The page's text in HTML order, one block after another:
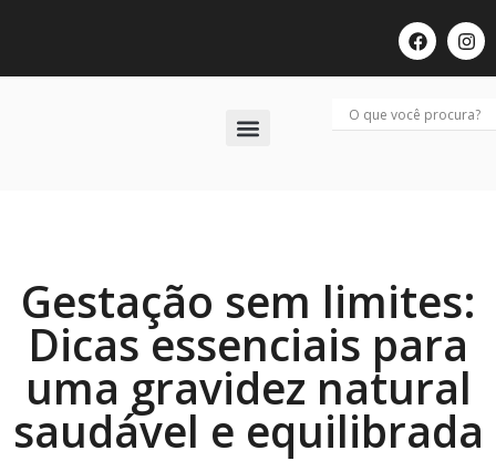
Gestação sem limites:
Dicas essenciais para
uma gravidez natural
saudável e equilibrada